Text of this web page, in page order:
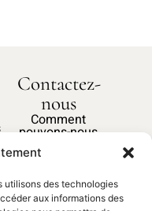
utilisons des technologies
aux informations des
Contactez-
nous
Comment
pouvons-nous
vous aider ?
Nous
contacter